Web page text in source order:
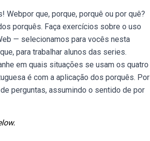
que, porque, porquê ou por quê?
porquês. Faça exercícios sobre o uso
— selecionamos para vocês nesta
para trabalhar alunos das series.
em quais situações se usam os quatro
é com a aplicação dos porquês. Por
perguntas, assumindo o sentido de por